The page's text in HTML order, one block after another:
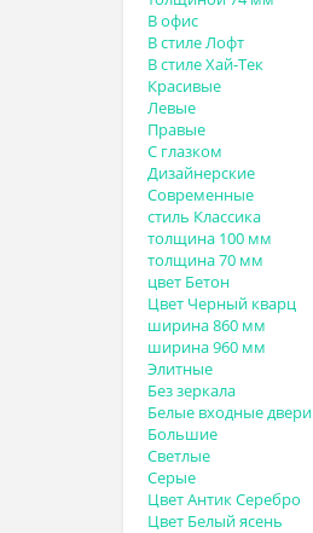
В офис
В стиле Лофт
В стиле Хай-Тек
Красивые
Левые
Правые
С глазком
Дизайнерские
Современные
стиль Классика
толщина 100 мм
толщина 70 мм
цвет Бетон
Цвет Черный кварц
ширина 860 мм
ширина 960 мм
Элитные
Без зеркала
Белые входные двери
Большие
Светлые
Серые
Цвет Антик Серебро
Цвет Белый ясень